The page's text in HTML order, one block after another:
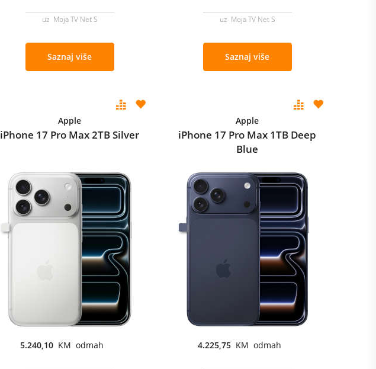
uz Moja TV Net S
Saznaj više
uz Moja TV Net S
Saznaj više
Apple
iPhone 17 Pro Max 2TB Silver
5.240,10 KM odmah
Apple
iPhone 17 Pro Max 1TB Deep
Blue
4.225,75 KM odmah